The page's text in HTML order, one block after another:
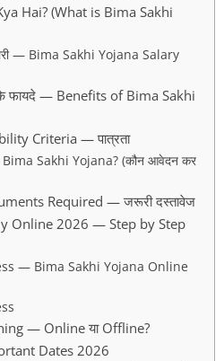
Hai? (What is Bima Sakhi
— Bima Sakhi Yojana Salary
फायदे — Benefits of Bima Sakhi
Criteria — पात्रता
Sakhi Yojana? (कौन आवेदन कर
Required — जरूरी दस्तावेज
Online 2026 — Step by Step
— Bima Sakhi Yojana Online
— Online या Offline?
Dates 2026